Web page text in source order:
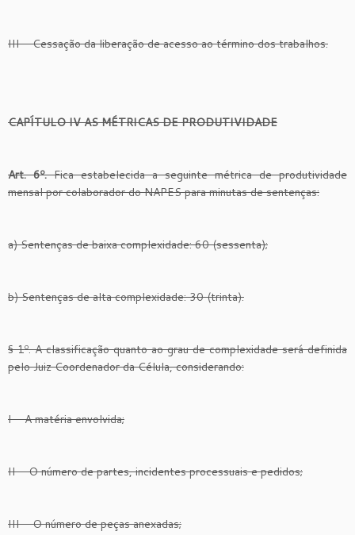
III – Cessação da liberação de acesso ao término dos trabalhos.
CAPÍTULO IV AS MÉTRICAS DE PRODUTIVIDADE
Art. 6º.Fica estabelecida a seguinte métrica de produtividade
mensal por colaborador do NAPES para minutas de sentenças:
a) Sentenças de baixa complexidade: 60 (sessenta);
b) Sentenças de alta complexidade: 30 (trinta).
§ 1º. A classificação quanto ao grau de complexidade será definida
pelo Juiz Coordenador da Célula, considerando:
I – A matéria envolvida;
II – O número de partes, incidentes processuais e pedidos;
III – O número de peças anexadas;